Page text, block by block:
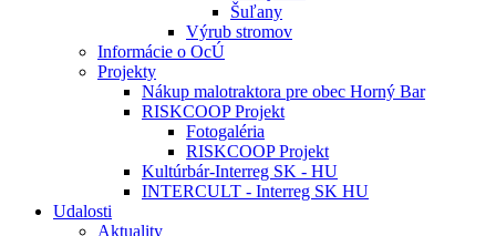
Šuľany
Výrub stromov
Informácie o OcÚ
Projekty
Nákup malotraktora pre obec Horný Bar
RISKCOOP Projekt
Fotogaléria
RISKCOOP Projekt
Kultúrbár-Interreg SK - HU
INTERCULT - Interreg SK HU
Udalosti
Aktuality